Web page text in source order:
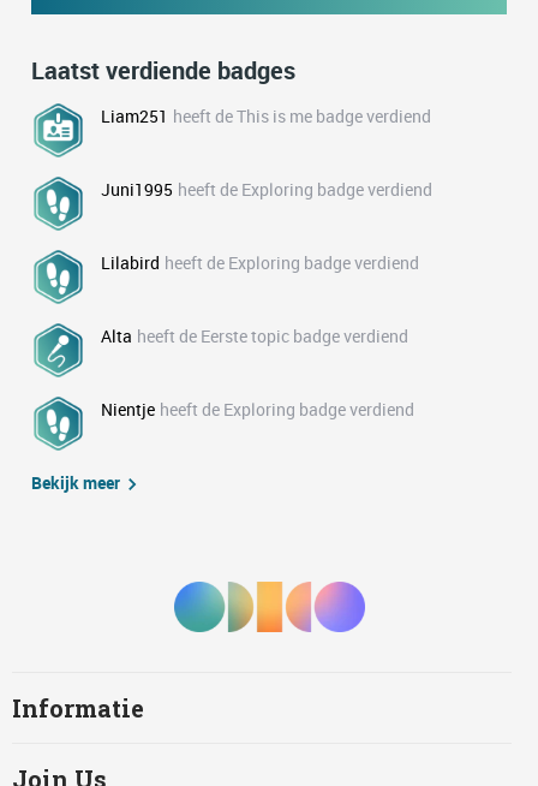
Laatst verdiende badges
Liam251 heeft de This is me badge verdiend
Juni1995 heeft de Exploring badge verdiend
Lilabird heeft de Exploring badge verdiend
Alta heeft de Eerste topic badge verdiend
Nientje heeft de Exploring badge verdiend
Bekijk meer
Informatie
Join Us